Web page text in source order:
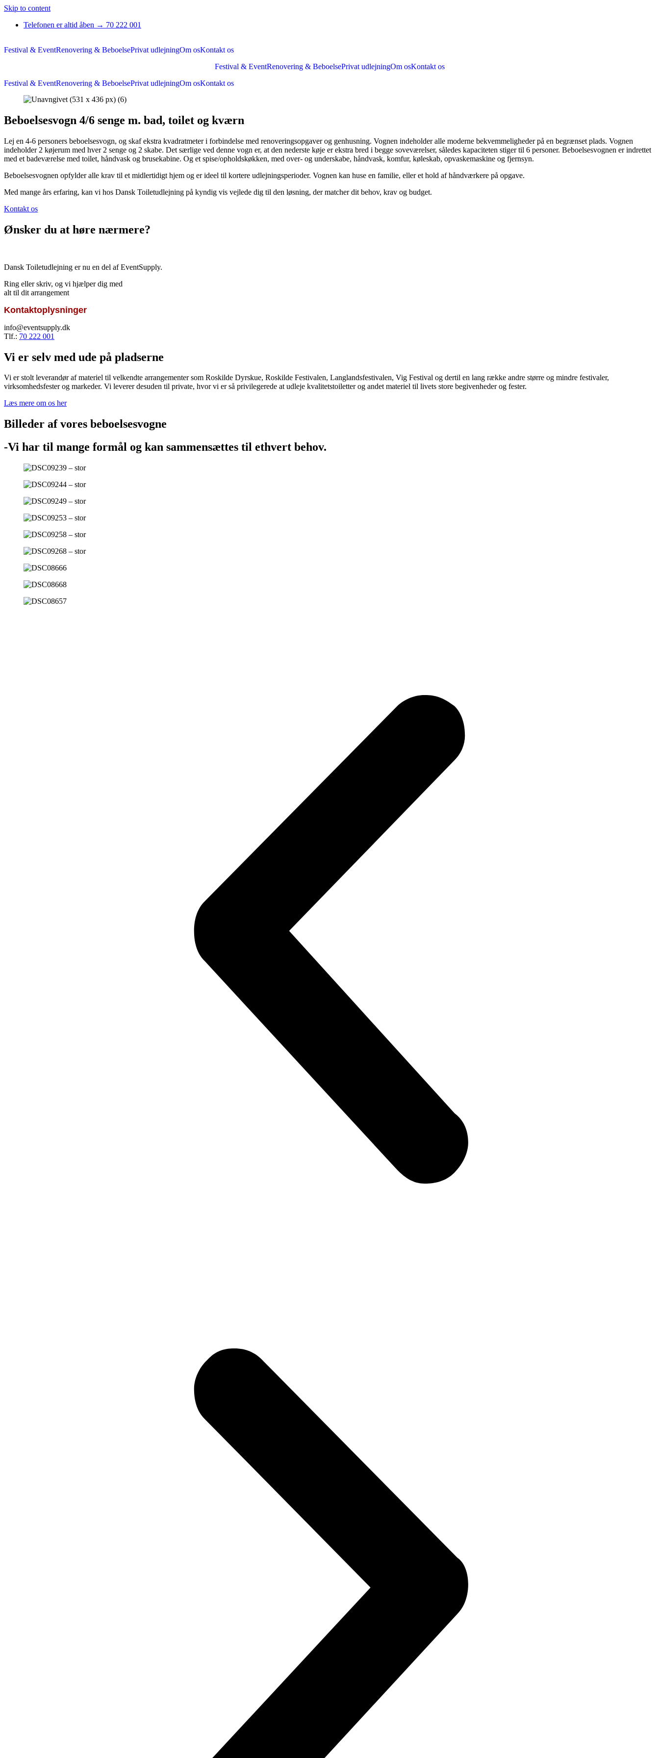
Skip to content
Telefonen er altid åben → 70 222 001
Festival & EventRenovering & BeboelsePrivat udlejningOm osKontakt os
Festival & EventRenovering & BeboelsePrivat udlejningOm osKontakt os
Festival & EventRenovering & BeboelsePrivat udlejningOm osKontakt os
Beboelsesvogn 4/6 senge m. bad, toilet og kværn
Lej en 4-6 personers beboelsesvogn, og skaf ekstra kvadratmeter i forbindelse med renoveringsopgaver og genhusning. Vognen indeholder alle moderne bekvemmeligheder på en begrænset plads. Vognen
indeholder 2 køjerum med hver 2 senge og 2 skabe. Det særlige ved denne vogn er, at den nederste køje er ekstra bred i begge soveværelser, således kapaciteten stiger til 6 personer. Beboelsesvognen er indrettet
med et badeværelse med toilet, håndvask og brusekabine. Og et spise/opholdskøkken, med over- og underskabe, håndvask, komfur, køleskab, opvaskemaskine og fjernsyn.
Beboelsesvognen opfylder alle krav til et midlertidigt hjem og er ideel til kortere udlejningsperioder. Vognen kan huse en familie, eller et hold af håndværkere på opgave.
Med mange års erfaring, kan vi hos Dansk Toiletudlejning på kyndig vis vejlede dig til den løsning, der matcher dit behov, krav og budget.
Kontakt os
Ønsker du at høre nærmere?
Dansk Toiletudlejning er nu en del af EventSupply.
Ring eller skriv, og vi hjælper dig med
alt til dit arrangement
Kontaktoplysninger
info@eventsupply.dk
Tlf.: 70 222 001
Vi er selv med ude på pladserne
Vi er stolt leverandør af materiel til velkendte arrangementer som Roskilde Dyrskue, Roskilde Festivalen, Langlandsfestivalen, Vig Festival og dertil en lang række andre større og mindre festivaler,
virksomhedsfester og markeder. Vi leverer desuden til private, hvor vi er så privilegerede at udleje kvalitetstoiletter og andet materiel til livets store begivenheder og fester.
Læs mere om os her
Billeder af vores beboelsesvogne
-Vi har til mange formål og kan sammensættes til ethvert behov.